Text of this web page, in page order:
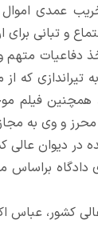
عمدی
و تبانی
دفاعیات متهم
تیراندازی
فیلم
محرز و وی به
در دیوان عالی
دادگاه
کشور، عباس